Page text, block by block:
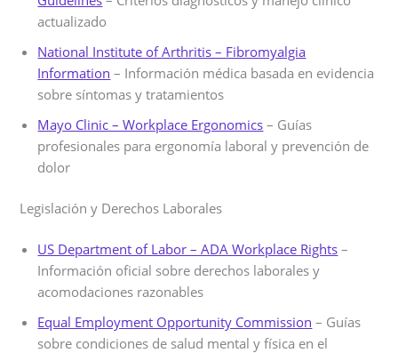
actualizado
National Institute of Arthritis – Fibromyalgia
Information – Información médica basada en evidencia
sobre síntomas y tratamientos
Mayo Clinic – Workplace Ergonomics – Guías
profesionales para ergonomía laboral y prevención de
dolor
Legislación y Derechos Laborales
US Department of Labor – ADA Workplace Rights –
Información oficial sobre derechos laborales y
acomodaciones razonables
Equal Employment Opportunity Commission – Guías
sobre condiciones de salud mental y física en el